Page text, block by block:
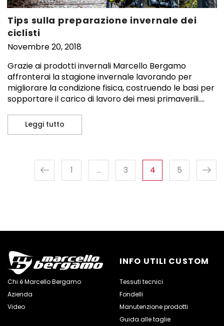
Tips sulla preparazione invernale dei
ciclisti
Novembre 20, 2018
Grazie ai prodotti invernali Marcello Bergamo
affronterai la stagione invernale lavorando per
migliorare la condizione fisica, costruendo le basi per
sopportare il carico di lavoro dei mesi primaverili....
Leggi tutto
Navigazione articoli
Page
1 … Page
3 Page
4 Page
5
Chi è Marcello Bergamo
Azienda
Video
INFO UTILI CUSTOM
Tessuti tecnici
Fondelli
Manutenzione prodotti
Guida alle taglie